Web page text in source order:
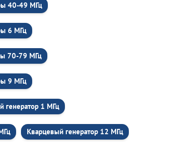
40-49 МГц
6 МГц
70-79 МГц
9 МГц
генератор 1 МГц
Кварцевый генератор 12 МГц